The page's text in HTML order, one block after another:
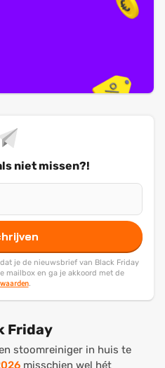
niet missen?!
je de nieuwsbrief van Black Friday
mailbox en ga je akkoord met de
.
Friday
stoomreiniger in huis te
misschien wel hét